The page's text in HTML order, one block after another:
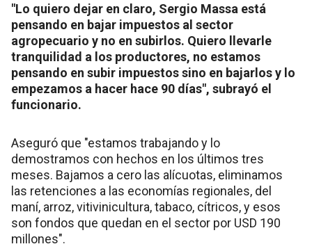
"Lo quiero dejar en claro, Sergio Massa está
pensando en bajar impuestos al sector
agropecuario y no en subirlos. Quiero llevarle
tranquilidad a los productores, no estamos
pensando en subir impuestos sino en bajarlos y lo
empezamos a hacer hace 90 días", subrayó el
funcionario.
Aseguró que "estamos trabajando y lo
demostramos con hechos en los últimos tres
meses. Bajamos a cero las alícuotas, eliminamos
las retenciones a las economías regionales, del
maní, arroz, vitivinicultura, tabaco, cítricos, y esos
son fondos que quedan en el sector por USD 190
millones".